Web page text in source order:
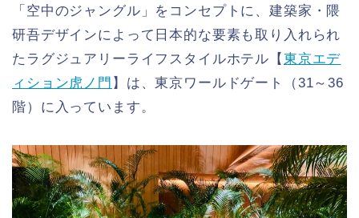
「空中のジャングル」をコンセプトに、建築家・隈
研吾デザインによって日本的な要素も取り入れられ
たラグジュアリーライフスタイルホテル【 東京エデ
ィション虎ノ門 】は、東京ワールドゲート（31～36
階）に入っています。